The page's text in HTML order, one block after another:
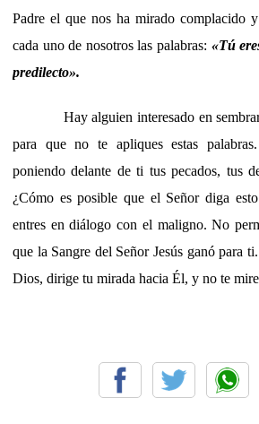
Padre el que nos ha mirado complacido
cada uno de nosotros las palabras: «Tú
predilecto».
Hay alguien interesado en sembrar
para que no te apliques estas
poniendo delante de ti tus pecados, tus
¿Cómo es posible que el Señor diga
entres en diálogo con el maligno. No
que la Sangre del Señor Jesús ganó para
Dios, dirige tu mirada hacia Él, y no te